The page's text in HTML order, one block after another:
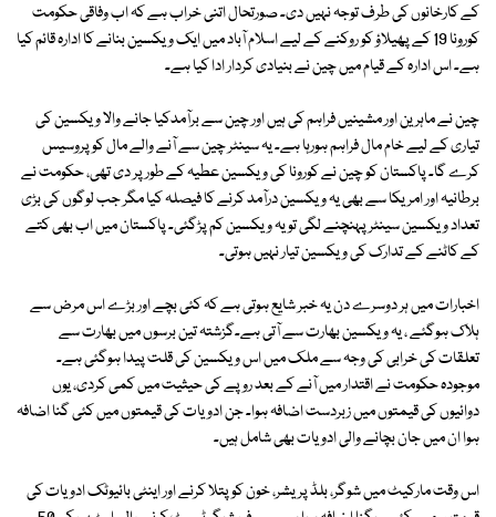
کے کارخانوں کی طرف توجہ نہیں دی۔ صورتحال اتنی خراب ہے کہ اب وفاقی حکومت
کورونا 19 کے پھیلاؤ کو روکنے کے لیے اسلام آباد میں ایک ویکسین بنانے کا ادارہ قائم کیا
ہے۔ اس ادارہ کے قیام میں چین نے بنیادی کردار ادا کیا ہے۔
چین نے ماہرین اور مشینیں فراہم کی ہیں اور چین سے برآمدکیا جانے والا ویکسین کی
تیاری کے لیے خام مال فراہم ہورہا ہے۔ یہ سینٹر چین سے آنے والے مال کو پروسیس
کرے گا۔ پاکستان کو چین نے کورونا کی ویکسین عطیہ کے طور پر دی تھی، حکومت نے
برطانیہ اور امریکا سے بھی یہ ویکسین درآمد کرنے کا فیصلہ کیا مگر جب لوگوں کی بڑی
تعداد ویکسین سینٹر پہنچنے لگی تو یہ ویکسین کم پڑگئی۔ پاکستان میں اب بھی کتے
کے کاٹنے کے تدارک کی ویکسین تیار نہیں ہوتی۔
اخبارات میں ہر دوسرے دن یہ خبر شایع ہوتی ہے کہ کئی بچے اور بڑے اس مرض سے
ہلاک ہوگئے ، یہ ویکسین بھارت سے آتی ہے۔گزشتہ تین برسوں میں بھارت سے
تعلقات کی خرابی کی وجہ سے ملک میں اس ویکسین کی قلت پیدا ہوگئی ہے۔
موجودہ حکومت نے اقتدار میں آنے کے بعد روپے کی حیثیت میں کمی کردی، یوں
دوائیوں کی قیمتوں میں زبردست اضافہ ہوا۔ جن ادویات کی قیمتوں میں کئی گنا اضافہ
ہوا ان میں جان بچانے والی ادویات بھی شامل ہیں۔
اس وقت مارکیٹ میں شوگر، بلڈ پریشر، خون کو پتلا کرنے اور اینٹی بائیوٹک ادویات کی